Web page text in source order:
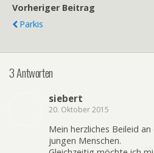
Vorheriger Beitrag
Parkis
3 Antworten
siebert
20. Oktober 2015
Mein herzliches Beileid
jungen Menschen.